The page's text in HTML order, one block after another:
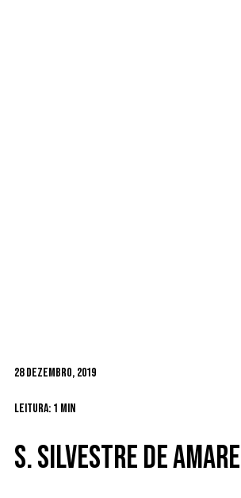
28 Dezembro, 2019
Leitura: 1 min
S. Silvestre de